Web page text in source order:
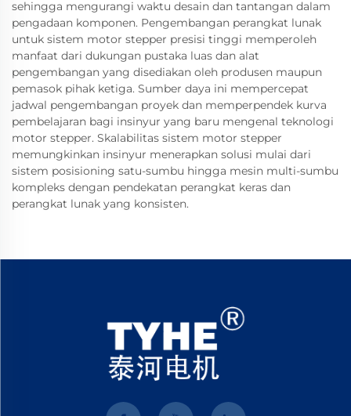
sehingga mengurangi waktu desain dan tantangan dalam
pengadaan komponen. Pengembangan perangkat lunak
untuk sistem motor stepper presisi tinggi memperoleh
manfaat dari dukungan pustaka luas dan alat
pengembangan yang disediakan oleh produsen maupun
pemasok pihak ketiga. Sumber daya ini mempercepat
jadwal pengembangan proyek dan memperpendek kurva
pembelajaran bagi insinyur yang baru mengenal teknologi
motor stepper. Skalabilitas sistem motor stepper
memungkinkan insinyur menerapkan solusi mulai dari
sistem posisioning satu-sumbu hingga mesin multi-sumbu
kompleks dengan pendekatan perangkat keras dan
perangkat lunak yang konsisten.